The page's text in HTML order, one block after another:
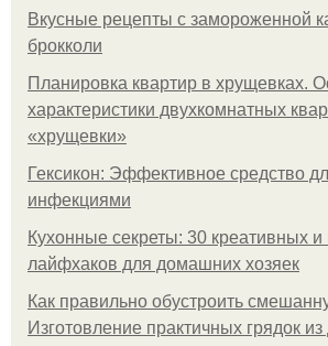
Вкусные рецепты с замороженной
брокколи
Планировка квартир в хрущевках.
характеристики двухкомнатных
«хрущевки»
Гексикон: Эффективное средство
инфекциями
Кухонные секреты: 30 креативных
лайфхаков для домашних хозяек
Как правильно обустроить
Изготовление практичных грядок из